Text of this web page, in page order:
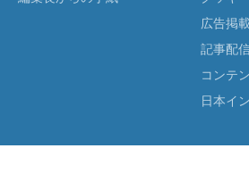
広告掲載
記事配
コンテ
日本イ